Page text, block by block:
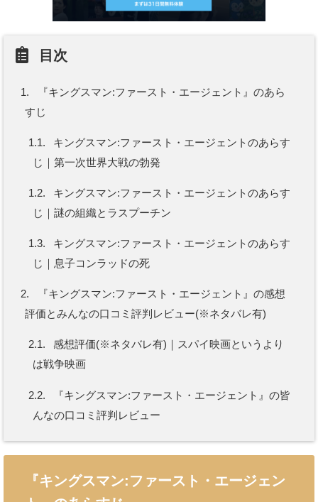
目次
1.
『キングスマン:ファースト・エージェント』のあら
すじ
1.1.
キングスマン:ファースト・エージェントのあらす
じ｜第一次世界大戦の勃発
1.2.
キングスマン:ファースト・エージェントのあらす
じ｜謎の組織とラスプーチン
1.3.
キングスマン:ファースト・エージェントのあらす
じ｜息子コンラッドの死
2.
『キングスマン:ファースト・エージェント』の感想
評価とみんなの口コミ評判レビュー(※ネタバレ有)
2.1.
感想評価(※ネタバレ有)｜スパイ映画というより
は戦争映画
2.2.
『キングスマン:ファースト・エージェント』の皆
んなの口コミ評判レビュー
『キングスマン:ファースト・エージェン